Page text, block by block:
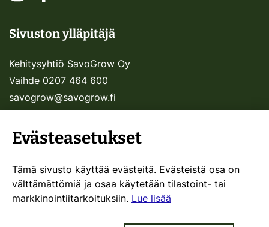
Sivuston ylläpitäjä
Kehitysyhtiö SavoGrow Oy
Vaihde 0207 464 600
savogrow@savogrow.fi
SavoGrow.fi
Evästeasetukset
Tämä sivusto käyttää evästeitä. Evästeistä osa on
välttämättömiä ja osaa käytetään tilastoint- tai
markkinointiitarkoituksiin. Lue lisää